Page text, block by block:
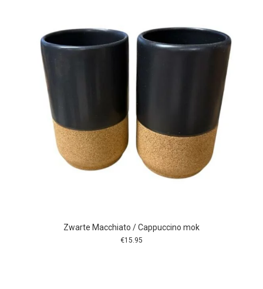
Zwarte Macchiato / Cappuccino mok
€15.95